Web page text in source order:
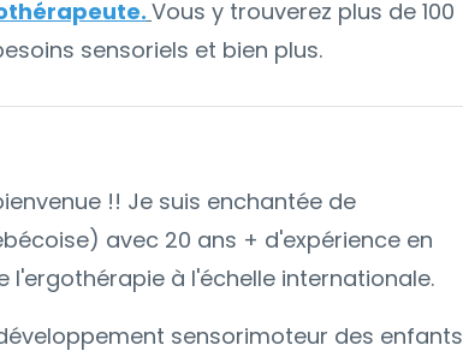
Vous y trouverez plus de 100
sensoriels et bien plus.
!! Je suis enchantée de
avec 20 ans + d'expérience en
à l'échelle internationale.
sensorimoteur des enfants